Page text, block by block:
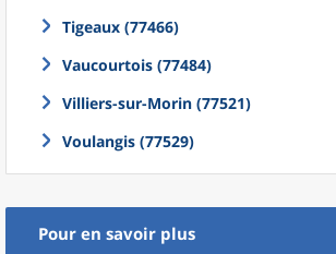
Tigeaux (77466)
Vaucourtois (77484)
Villiers-sur-Morin (77521)
Voulangis (77529)
Pour en savoir plus